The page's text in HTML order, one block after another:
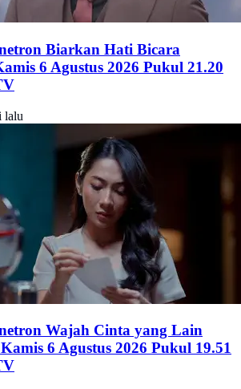
Biarkan Hati Bicara
6 Agustus 2026 Pukul 21.20
lalu
Wajah Cinta yang Lain
6 Agustus 2026 Pukul 19.51